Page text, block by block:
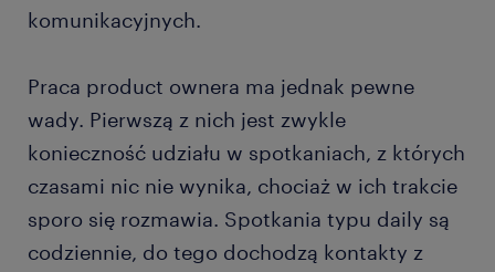
komunikacyjnych.
Praca product ownera ma jednak pewne
wady. Pierwszą z nich jest zwykle
konieczność udziału w spotkaniach, z których
czasami nic nie wynika, chociaż w ich trakcie
sporo się rozmawia. Spotkania typu daily są
codziennie, do tego dochodzą kontakty z